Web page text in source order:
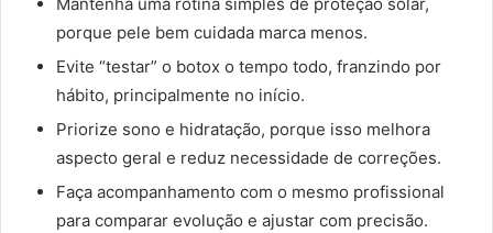
Mantenha uma rotina simples de proteção solar,
porque pele bem cuidada marca menos.
Evite “testar” o botox o tempo todo, franzindo por
hábito, principalmente no início.
Priorize sono e hidratação, porque isso melhora
aspecto geral e reduz necessidade de correções.
Faça acompanhamento com o mesmo profissional
para comparar evolução e ajustar com precisão.